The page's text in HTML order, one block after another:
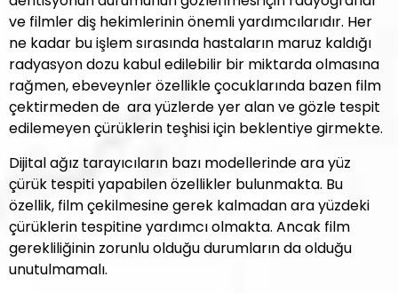
ve filmler diş hekimlerinin önemli yardımcılarıdır. Her
ne kadar bu işlem sırasında hastaların maruz kaldığı
radyasyon dozu kabul edilebilir bir miktarda olmasına
rağmen, ebeveynler özellikle çocuklarında bazen film
çektirmeden de ara yüzlerde yer alan ve gözle tespit
edilemeyen çürüklerin teşhisi için beklentiye girmekte.
Dijital ağız tarayıcıların bazı modellerinde ara yüz
çürük tespiti yapabilen özellikler bulunmakta. Bu
özellik, film çekilmesine gerek kalmadan ara yüzdeki
çürüklerin tespitine yardımcı olmakta. Ancak film
gerekliliğinin zorunlu olduğu durumların da olduğu
unutulmamalı.